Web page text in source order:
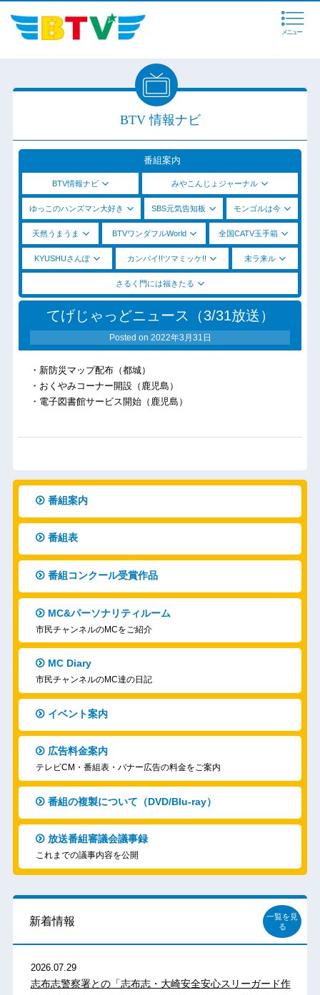
メニュー
BTV 情報ナビ
番組案内
BTV情報ナビ みやこんじょジャーナル
ゆっこのハンズマン大好き SBS元気告知板 モンゴルは今
天然うまうま BTVワンダフルWorld 全国CATV玉手箱
KYUSHUさんぽ カンパイ!!ツマミッケ!! 未ラ来ル
さるく門には福きたる
てげじゃっどニュース（3/31放送）
Posted on 2022年3月31日
・新防災マップ配布（都城）
・おくやみコーナー開設（鹿児島）
・電子図書館サービス開始（鹿児島）
番組案内
番組表
番組コンクール受賞作品
MC&パーソナリティルーム
市民チャンネルのMCをご紹介
MC Diary
市民チャンネルのMC達の日記
イベント案内
広告料金案内
テレビCM・番組表・バナー広告の料金をご案内
番組の複製について（DVD/Blu-ray）
放送番組審議会議事録
これまでの議事内容を公開
新着情報
一覧を見
る
2026.07.29
志布志警察署との「志布志・大崎安全安心スリーガード作